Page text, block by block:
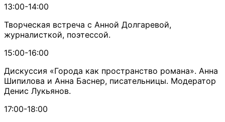
13:00-14:00
Творческая встреча с Анной Долгаревой,
журналисткой, поэтессой.
15:00-16:00
Дискуссия «Города как пространство романа». Анна
Шипилова и Анна Баснер, писательницы. Модератор
Денис Лукьянов.
17:00-18:00